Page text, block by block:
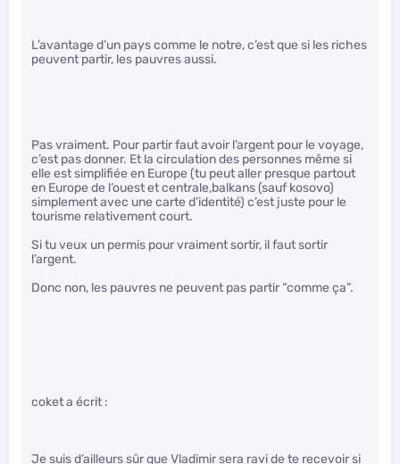
L’avantage d’un pays comme le notre, c’est que si les riches
peuvent partir, les pauvres aussi.
Pas vraiment. Pour partir faut avoir l’argent pour le voyage,
c’est pas donner. Et la circulation des personnes même si
elle est simplifiée en Europe (tu peut aller presque partout
en Europe de l’ouest et centrale,balkans (sauf kosovo)
simplement avec une carte d’identité) c’est juste pour le
tourisme relativement court.
Si tu veux un permis pour vraiment sortir, il faut sortir
l’argent.
Donc non, les pauvres ne peuvent pas partir “comme ça”.
coket a écrit :
Je suis d’ailleurs sûr que Vladimir sera ravi de te recevoir si